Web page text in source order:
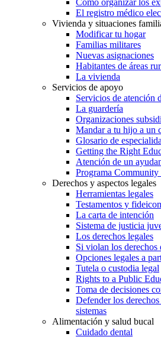
El registro médico
Vivienda y situaciones
Modificar tu hogar
Familias militares
Nuevas asignaciones
Habitantes de áreas
La vivienda
Servicios de apoyo
Servicios de atención
La guardería
Organizaciones
Mandar a tu hijo a un
Glosario de
Getting the Right
Atención de un
Programa
Derechos y aspectos legales
Herramientas legales
Testamentos y
La carta de intención
Sistema de justicia
Los derechos legales
Si violan los derechos
Opciones legales a
Tutela o custodia legal
Rights to a Public
Toma de decisiones
Defender los
sistemas
Alimentación y salud bucal
Cuidado dental